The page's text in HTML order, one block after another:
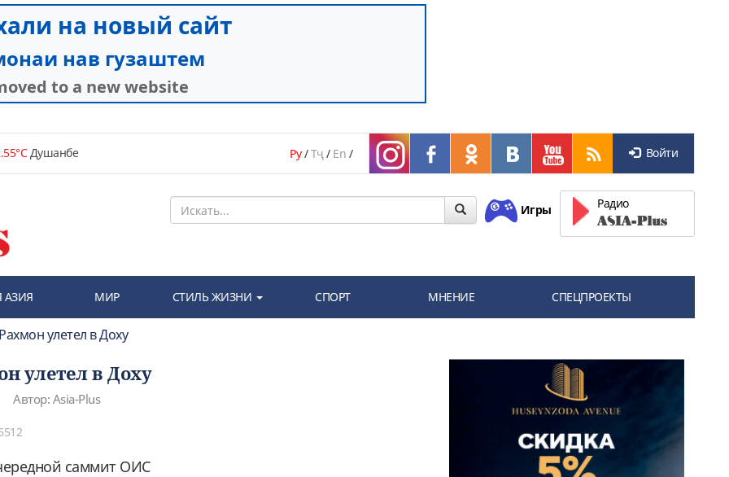
Душанбе Ру/Тҷ/ En / Войти
Игры Радио
АЗИЯ МИР СТИЛЬ ЖИЗНИ СПОРТ МНЕНИЕ СПЕЦПРОЕКТЫ
улетел в Доху
улетел в Доху
Автор: Asia-Plus
саммит ОИС